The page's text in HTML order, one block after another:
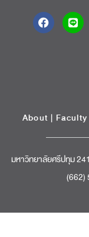
About | Faculty
มหาวิทยาลัยศรีปทุม
(662)